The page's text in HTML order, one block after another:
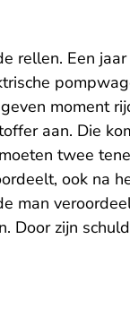
rellen. Een
moment
aan. Die
twee
ook na
man
Door zijn